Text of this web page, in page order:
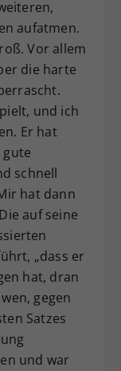
aufatmen.
Vor allem
die harte
und ich
Er hat
schnell
hat dann
auf seine
„dass er
hat, dran
gegen
Satzes
und war